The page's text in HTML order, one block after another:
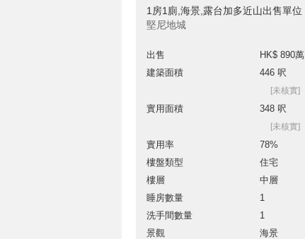
1房1廁,海景,露台加多近山出售單位
堅尼地城
出售
HK$ 890萬
建築面積
446 呎
[未核實]
實用面積 348 呎
[未核實]
實用率
78%
樓盤類型
住宅
樓層
中層
睡房數量
1
洗手間數量
1
景觀
海景